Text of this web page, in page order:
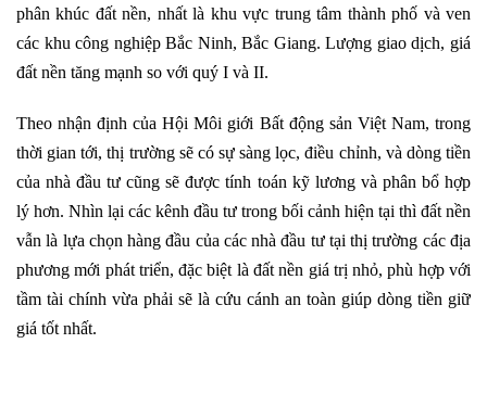
phân khúc đất nền, nhất là khu vực trung tâm thành phố và ven
các khu công nghiệp Bắc Ninh, Bắc Giang. Lượng giao dịch, giá
đất nền tăng mạnh so với quý I và II.
Theo nhận định của Hội Môi giới Bất động sản Việt Nam, trong
thời gian tới, thị trường sẽ có sự sàng lọc, điều chỉnh, và dòng tiền
của nhà đầu tư cũng sẽ được tính toán kỹ lương và phân bổ hợp
lý hơn. Nhìn lại các kênh đầu tư trong bối cảnh hiện tại thì đất nền
vẫn là lựa chọn hàng đầu của các nhà đầu tư tại thị trường các địa
phương mới phát triển, đặc biệt là đất nền giá trị nhỏ, phù hợp với
tầm tài chính vừa phải sẽ là cứu cánh an toàn giúp dòng tiền giữ
giá tốt nhất.